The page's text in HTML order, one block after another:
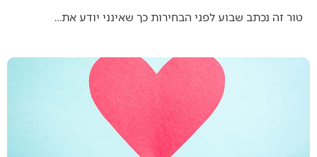
טור זה נכתב שבוע לפני הבחירות כך שאינני יודע את…